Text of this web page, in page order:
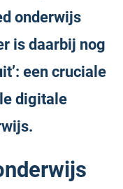
onderwijs
is daarbij nog
een cruciale
digitale